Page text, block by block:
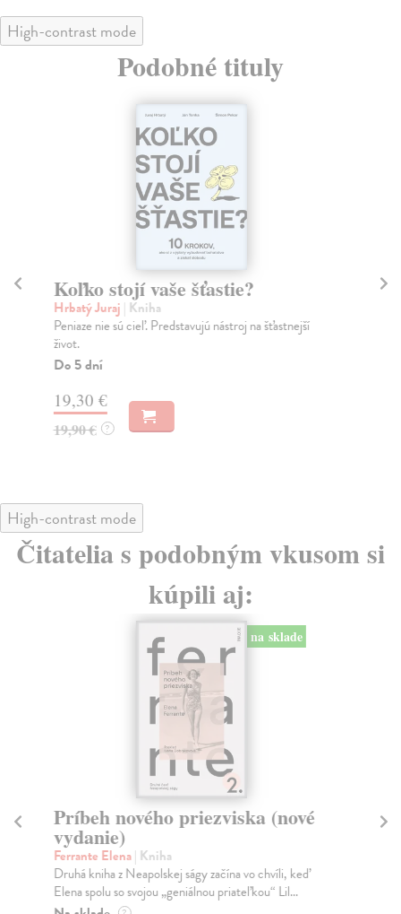
High-contrast mode
Podobné tituly
Koľko stojí vaše šťastie?
Hrbatý Juraj | Kniha
Peniaze nie sú cieľ. Predstavujú nástroj na šťastnejší
život.
Do 5 dní
19,30 €
19,90 € ?
High-contrast mode
Čitatelia s podobným vkusom si
kúpili aj:
na sklade
Príbeh nového priezviska (nové
vydanie)
Ferrante Elena| Kniha
Druhá kniha z Neapolskej ságy začína vo chvíli, keď
Elena spolu so svojou „geniálnou priateľkou“ Lil...